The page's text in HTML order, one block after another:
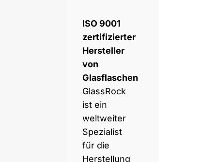
ISO 9001
zertifizierter
Hersteller
von
Glasflaschen
GlassRock
ist ein
weltweiter
Spezialist
für die
Herstellung